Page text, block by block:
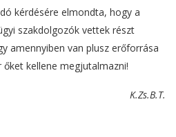
kérdésére elmondta, hogy a
szakdolgozók vettek részt
amennyiben van plusz erőforrása
kellene megjutalmazni!
K.Zs.B.T.